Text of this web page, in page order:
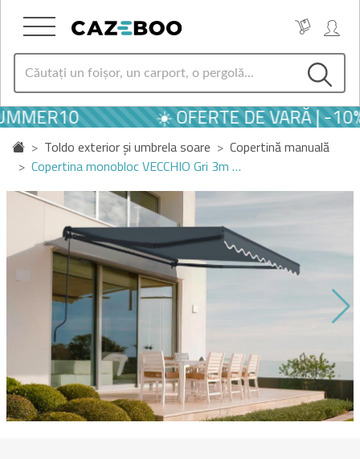
☀️ OFERTE DE VARĂ | -10%
Toldo exterior și umbrela soare
Copertină manuală
Copertina monobloc VECCHIO Gri 3m …